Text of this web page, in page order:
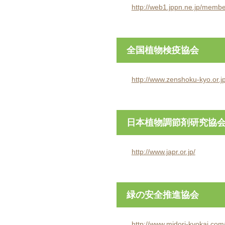
http://web1.jppn.ne.jp/
全国植物検疫協会
http://www.zenshoku-
日本植物調節剤研究協
http://www.japr.or.jp/
緑の安全推進協会